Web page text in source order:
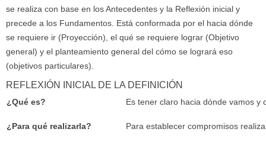
se realiza con base en los Antecedentes y la Reflexión inicial y
precede a los Fundamentos. Está conformada por el hacia dónde
se requiere ir (Proyección), el qué se requiere lograr (Objetivo
general) y el planteamiento general del cómo se logrará eso
(objetivos particulares).
REFLEXIÓN INICIAL DE LA DEFINICIÓN
¿Qué es? Es tener claro hacia dónde vamos y
¿Para qué realizarla? Para establecer compromisos